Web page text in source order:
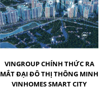
VINGROUP CHÍNH THỨC RA
MẮT ĐẠI ĐÔ THỊ THÔNG MINH
VINHOMES SMART CITY